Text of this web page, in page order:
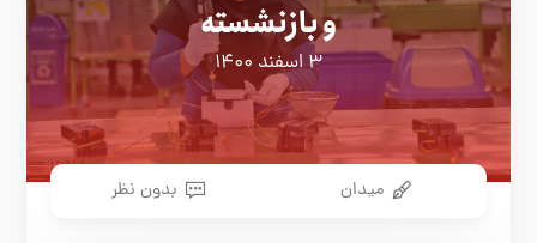
و بازنشسته
۳ اسفند ۱۴۰۰
میدان بدون نظر